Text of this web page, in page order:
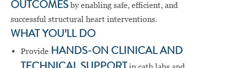
OUTCOMESby enabling safe, efficient, and
successful structural heart interventions.
WHAT YOU’LL DO
Provide HANDS-ON CLINICAL AND